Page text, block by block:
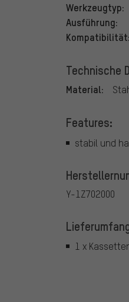
Werkzeugtyp:
Ausführung:
Kompatibilität:
Technische
Material:
Features:
stabil und
Y-1Z702000
1 x